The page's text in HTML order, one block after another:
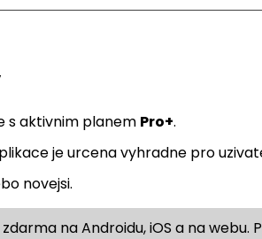
s aktivnim planem Pro+.
je urcena vyhradne pro
novejsi.
zdarma na Androidu, iOS a na